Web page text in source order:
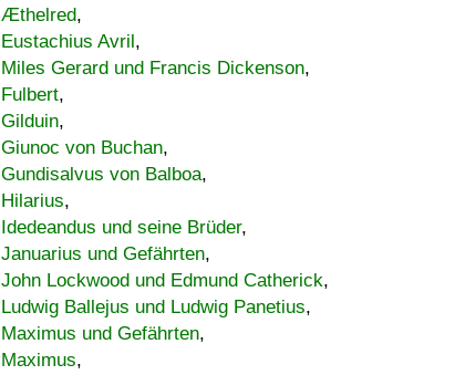
Æthelred,
Eustachius Avril,
Miles Gerard und Francis Dickenson,
Fulbert,
Gilduin,
Giunoc von Buchan,
Gundisalvus von Balboa,
Hilarius,
Idedeandus und seine Brüder,
Januarius und Gefährten,
John Lockwood und Edmund Catherick,
Ludwig Ballejus und Ludwig Panetius,
Maximus und Gefährten,
Maximus,